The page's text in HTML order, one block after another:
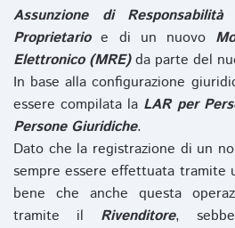
Assunzione di Responsabilità
Proprietarioe di un nuovo
Elettronico (MRE)da parte del
In base alla configurazione
essere compilata la LAR per
Persone Giuridiche.
Dato che la registrazione di un
sempre essere effettuata tramite
bene che anche questa
tramite il Rivenditore,